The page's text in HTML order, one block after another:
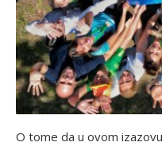
O tome da u ovom